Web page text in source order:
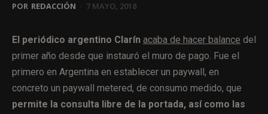
POR REDACCIÓN 7 MAYO, 2018
El periódico argentino Clarín acaba de hacer balance del
primer año desde que instauró el muro de pago. Fue el
primero en Argentina en establecer un paywall, en
concreto un paywall metered, de consumo medido, que
permite la consulta libre de la portada, así como las